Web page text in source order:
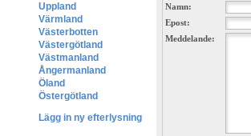
Uppland
Värmland
Västerbotten
Västergötland
Västmanland
Ångermanland
Öland
Östergötland
Lägg in ny efterlysning
Namn:
Epost:
Meddelande: